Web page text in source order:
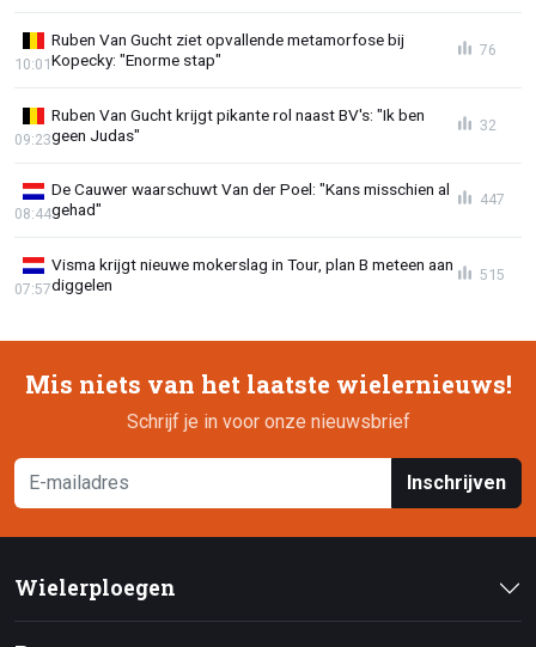
Ruben Van Gucht ziet opvallende metamorfose bij
Kopecky: "Enorme stap"
10:01
76
Ruben Van Gucht krijgt pikante rol naast BV's: "Ik ben
geen Judas"
09:23
32
De Cauwer waarschuwt Van der Poel: "Kans misschien al
gehad"
08:44
447
Visma krijgt nieuwe mokerslag in Tour, plan B meteen aan
diggelen
07:57
515
Mis niets van het laatste wielernieuws!
Schrijf je in voor onze nieuwsbrief
Inschrijven
Wielerploegen